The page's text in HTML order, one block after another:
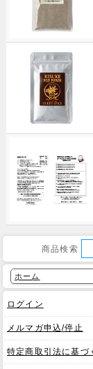
商品検索
ホーム
ログイン
メルマガ申込/停止
特定商取引法に基づ